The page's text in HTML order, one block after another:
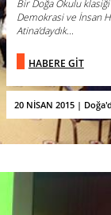
20 NİSAN 2015 |
Bir Doğa Okulu
Demokrasi ve İnsan
Atina’daydık...
HABERE GİT